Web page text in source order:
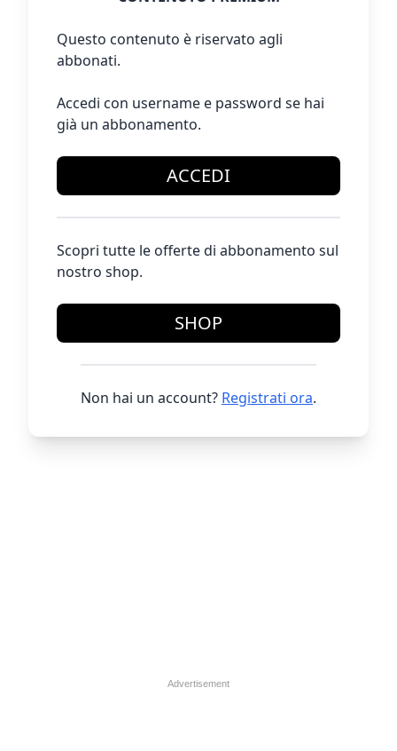
Questo contenuto è riservato agli
abbonati.
Accedi con username e password se hai
già un abbonamento.
ACCEDI
Scopri tutte le offerte di abbonamento sul
nostro shop.
SHOP
Non hai un account? Registrati ora.